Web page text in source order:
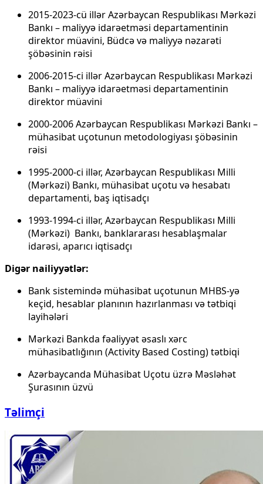
2015-2023-cü illər Azərbaycan Respublikası Mərkəzi
Bankı – maliyyə idarəetməsi departamentinin
direktor müavini, Büdcə və maliyyə nəzarəti
şöbəsinin rəisi
2006-2015-ci illər Azərbaycan Respublikası Mərkəzi
Bankı – maliyyə idarəetməsi departamentinin
direktor müavini
2000-2006 Azərbaycan Respublikası Mərkəzi Bankı –
mühasibat uçotunun metodologiyası şöbəsinin
rəisi
1995-2000-ci illər, Azərbaycan Respublikası Milli
(Mərkəzi) Bankı, mühasibat uçotu və hesabatı
departamenti, baş iqtisadçı
1993-1994-ci illər, Azərbaycan Respublikası Milli
(Mərkəzi) Bankı, banklararası hesablaşmalar
idarəsi, aparıcı iqtisadçı
Digər nailiyyətlər:
Bank sistemində mühasibat uçotunun MHBS-yə
keçid, hesablar planının hazırlanması və tətbiqi
layihələri
Mərkəzi Bankda fəaliyyət əsaslı xərc
mühasibatlığının (Activity Based Costing) tətbiqi
Azərbaycanda Mühasibat Uçotu üzrə Məsləhət
Şurasının üzvü
Təlimçi